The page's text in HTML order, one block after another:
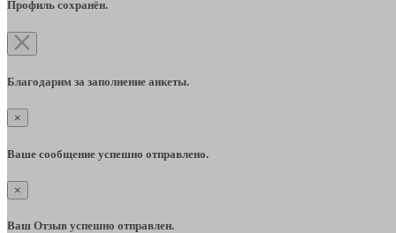
Профиль сохранён.
Благодарим за заполнение анкеты.
×
Ваше сообщение успешно отправлено.
×
Ваш Отзыв успешно отправлен.